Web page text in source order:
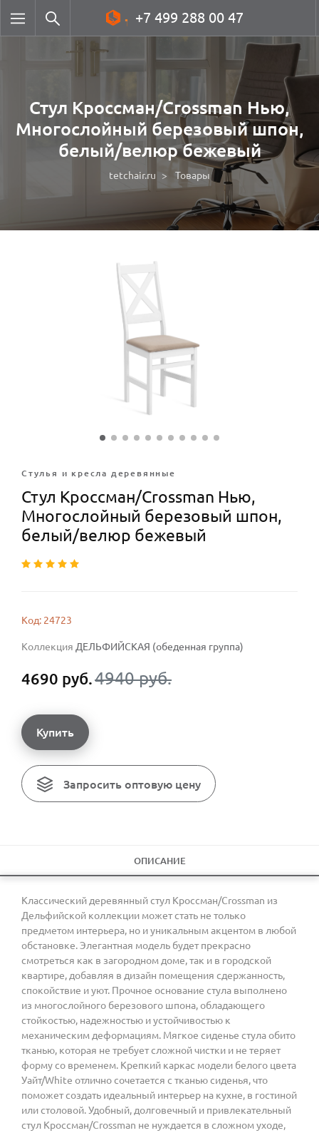
+7 499 288 00 47
Стул Кроссман/Crossman Нью,
Многослойный березовый шпон,
белый/велюр бежевый
tetchair.ru Товары
Стулья и кресла деревянные
Стул Кроссман/Crossman Нью,
Многослойный березовый шпон,
белый/велюр бежевый
Код: 24723
Коллекция ДЕЛЬФИЙСКАЯ (обеденная группа)
4690 руб.4940 руб.
Купить
Запросить оптовую цену
ОПИСАНИЕ
Классический деревянный стул Кроссман/Crossman из
Дельфийской коллекции может стать не только
предметом интерьера, но и уникальным акцентом в любой
обстановке. Элегантная модель будет прекрасно
смотреться как в загородном доме, так и в городской
квартире, добавляя в дизайн помещения сдержанность,
спокойствие и уют. Прочное основание стула выполнено
из многослойного березового шпона, обладающего
стойкостью, надежностью и устойчивостью к
механическим деформациям. Мягкое сиденье стула обито
тканью, которая не требует сложной чистки и не теряет
форму со временем. Крепкий каркас модели белого цвета
Уайт/White отлично сочетается с тканью сиденья, что
поможет создать идеальный интерьер на кухне, в гостиной
или столовой. Удобный, долговечный и привлекательный
стул Кроссман/Crossman не нуждается в сложном уходе,